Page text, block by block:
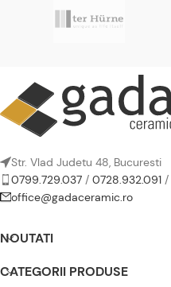
Str. Vlad Judetu 48, Bucuresti
0799.729.037 / 0728.932.091 /
office@gadaceramic.ro
NOUTATI
CATEGORII PRODUSE